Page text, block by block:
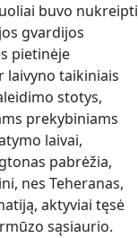
buvo nukreipti
gvardijos
pietinėje
laivyno taikiniais
stotys,
prekybiniams
laivai,
pabrėžia,
nes Teheranas,
aktyviai tęsė
sąsiaurio.